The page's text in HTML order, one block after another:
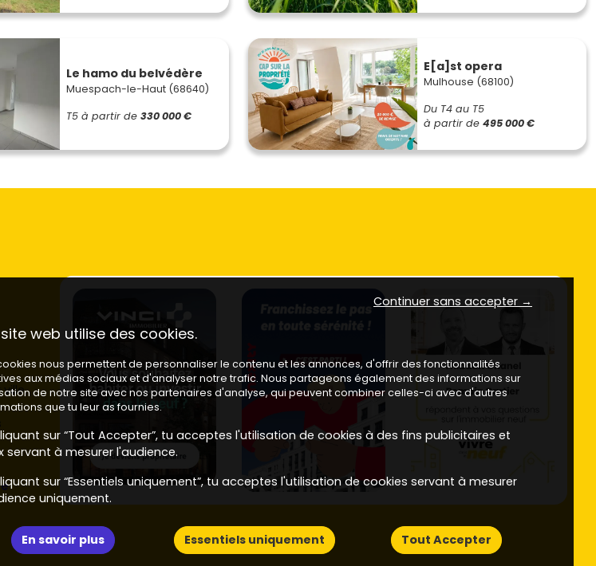
Le hamo du belvédère
Muespach-le-Haut (68640)
T5 à partir de 330 000 €
E[a]st opera
Mulhouse (68100)
Du T4 au T5
à partir de 495 000 €
Continuer sans accepter →
web utilise des cookies.
nous permettent de personnaliser le contenu et les annonces, d'offrir des fonctionnalités
aux médias sociaux et d'analyser notre trafic. Nous partageons également des informations sur
de notre site avec nos partenaires d'analyse, qui peuvent combiner celles-ci avec d'autres
que tu leur as fournies.
sur “Tout Accepter”, tu acceptes l'utilisation de cookies à des fins publicitaires et
servant à mesurer l'audience.
sur “Essentiels uniquement”, tu acceptes l'utilisation de cookies servant à mesurer
uniquement.
En savoir plus Essentiels uniquement Tout Accepter